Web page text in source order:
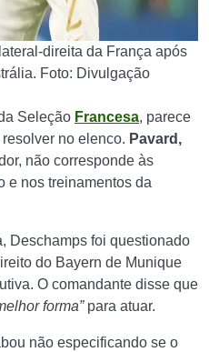
direita da França após
Foto: Divulgação
Seleção Francesa, parece
no elenco. Pavard,
não corresponde às
e nos treinamentos da
Deschamps foi questionado
do Bayern de Munique
O comandante disse que
forma”para atuar.
não especificando se o